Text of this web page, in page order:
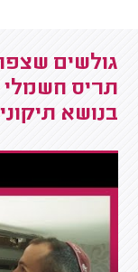
גולשים
תריס חשמלי
בנושא